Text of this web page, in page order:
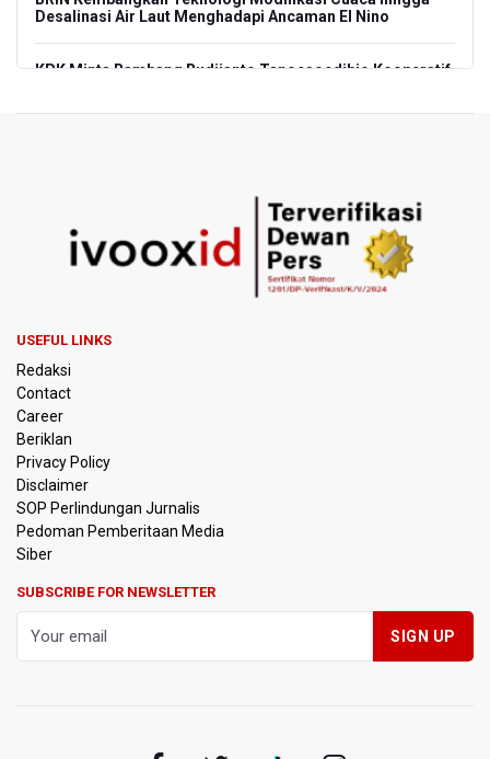
Desalinasi Air Laut Menghadapi Ancaman El Nino
KPK Minta Bambang Rudijanto Tanoesoedibjo Kooperatif,
BRIN Sebut Teknologi ANG Berpotensi Hemat Subsidi LPG
Kuasa Hukum Klaim 995 Airsoft Gun di Sekolah Swasta
Jaksel Berizin, Bantah Kepemilikan Senjata Api dan
Bernilai Tambah Tinggi
Sri Mulyani Indrawati Kembali ke Bank Dunia
Persebaya Juara Piala Presiden 2026, Menang Adu Pinalti
Dari Literasi Teks ke Literasi Multimodal
KKI Sebut Ada 10 Nakes Diduga Beri Komentar Nirempati
pada Unggahan Pasien BPJS Kesehatan
USEFUL LINKS
Redaksi
Contact
Career
Beriklan
Privacy Policy
Disclaimer
SOP Perlindungan Jurnalis
Pedoman Pemberitaan Media
Siber
SUBSCRIBE FOR NEWSLETTER